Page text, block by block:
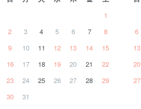
1
2
3 4 5 6 7
8
9
10 11 12 13 14
15
16
17 18 19 20 21
22
23
24 25 26 27 28
29
30
31
6
13
20
27